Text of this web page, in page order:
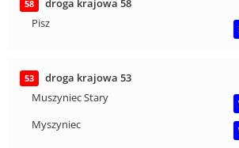
58
Pisz
53
droga krajowa 53
Muszyniec Stary
Myszyniec